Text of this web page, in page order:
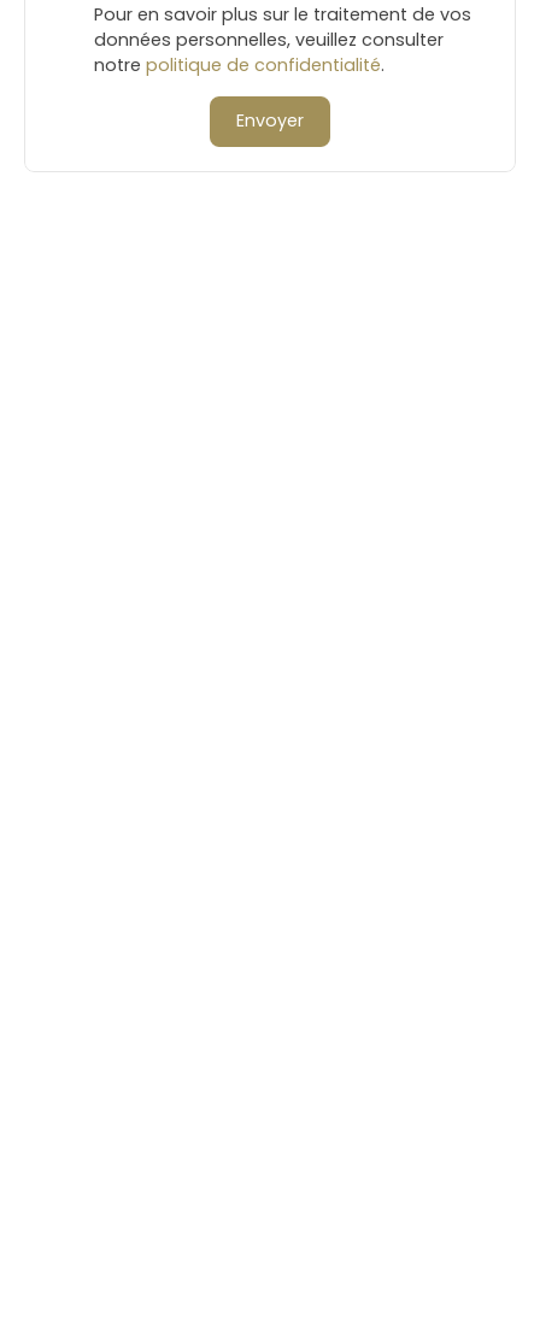
Pour en savoir plus sur le traitement de vos
données personnelles, veuillez consulter
notre politique de confidentialité.
Envoyer